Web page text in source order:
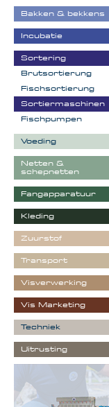
Bakken & bekkens
Incubatie
Sortering
Brutsortierung
Fischsortierung
Sortiermaschinen
Fischpumpen
Voeding
Netten &
schepnetten
Fangapparatuur
Kleding
Zuurstof
Transport
Visverwerking
Vis Marketing
Techniek
Uitrusting